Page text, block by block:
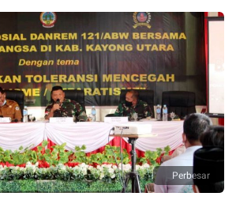
Perbesar